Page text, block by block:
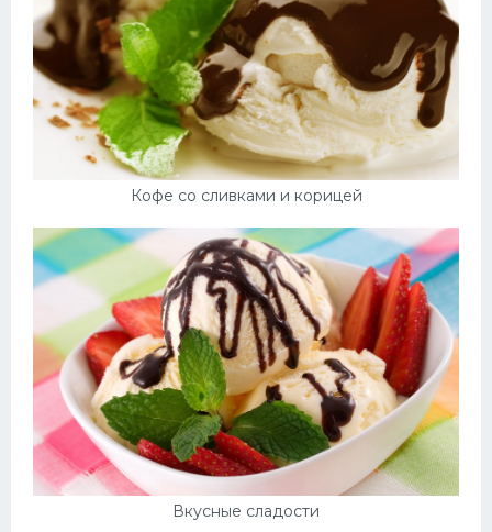
Кофе со сливками и корицей
Вкусные сладости